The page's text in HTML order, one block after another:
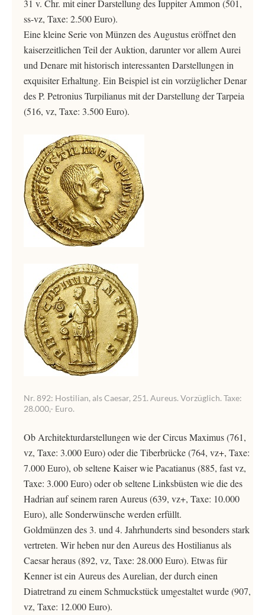
31 v. Chr. mit einer Darstellung des Iuppiter Ammon (501,
ss-vz, Taxe: 2.500 Euro).
Eine kleine Serie von Münzen des Augustus eröffnet den
kaiserzeitlichen Teil der Auktion, darunter vor allem Aurei
und Denare mit historisch interessanten Darstellungen in
exquisiter Erhaltung. Ein Beispiel ist ein vorzüglicher Denar
des P. Petronius Turpilianus mit der Darstellung der Tarpeia
(516, vz, Taxe: 3.500 Euro).
Nr. 892: Hostilian, als Caesar, 251. Aureus. Vorzüglich. Taxe:
28.000,- Euro.
Ob Architekturdarstellungen wie der Circus Maximus (761,
vz, Taxe: 3.000 Euro) oder die Tiberbrücke (764, vz+, Taxe:
7.000 Euro), ob seltene Kaiser wie Pacatianus (885, fast vz,
Taxe: 3.000 Euro) oder ob seltene Linksbüsten wie die des
Hadrian auf seinem raren Aureus (639, vz+, Taxe: 10.000
Euro), alle Sonderwünsche werden erfüllt.
Goldmünzen des 3. und 4. Jahrhunderts sind besonders stark
vertreten. Wir heben nur den Aureus des Hostilianus als
Caesar heraus (892, vz, Taxe: 28.000 Euro). Etwas für
Kenner ist ein Aureus des Aurelian, der durch einen
Diatretrand zu einem Schmuckstück umgestaltet wurde (907,
vz, Taxe: 12.000 Euro).